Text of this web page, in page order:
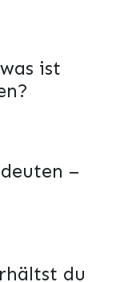
ist
–
du